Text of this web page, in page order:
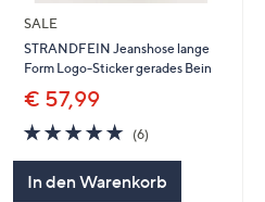
SALE
STRANDFEIN Jeanshose lange
Form Logo-Sticker gerades Bein
€ 57,99
4.7
von
(6)6
In den Warenkorb